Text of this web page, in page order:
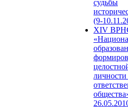
судьбы
(9-
XIV